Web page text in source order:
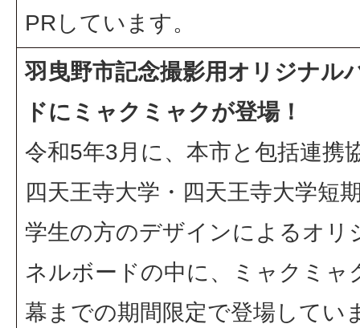
PRしています。
羽曳野市記念撮影用オリジナル
ドにミャクミャクが登場！
令和5年3月に、本市と包括連携
四天王寺大学・四天王寺大学短
学生の方のデザインによるオリ
ネルボードの中に、ミャクミャ
幕までの期間限定で登場してい